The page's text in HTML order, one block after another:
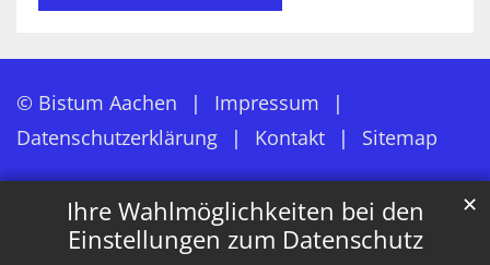
Ihre Wahlmöglichkeiten bei den
Einstellungen zum Datenschutz
✕
© Bistum Aachen
Impressum
Datenschutzerklärung
Kontakt Sitemap